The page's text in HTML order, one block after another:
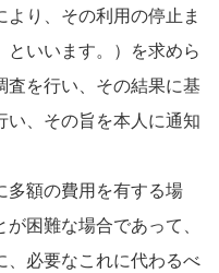
り、その利用の停止ま
といいます。）を求めら
査を行い、その結果に基
い、その旨を本人に通知
多額の費用を有する場
困難な場合であって、
、必要なこれに代わるべ